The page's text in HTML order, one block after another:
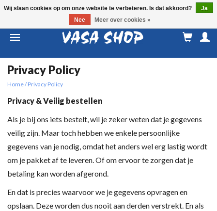
Privacy Policy
Home/Privacy Policy
Privacy & Veilig bestellen
Als je bij ons iets bestelt, wil je zeker weten dat je gegevens
veilig zijn. Maar toch hebben we enkele persoonlijke
gegevens van je nodig, omdat het anders wel erg lastig wordt
om je pakket af te leveren. Of om ervoor te zorgen dat je
betaling kan worden afgerond.
En dat is precies waarvoor we je gegevens opvragen en
opslaan. Deze worden dus nooit aan derden verstrekt. En als
Wij slaan cookies op om onze website te verbeteren. Is dat akkoord?
Ja
Nee
Meer over cookies »